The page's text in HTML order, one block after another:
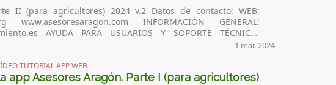
2024 v.2 Datos de contacto: WEB:
AYUDA PARA USUARIOS Y SOPORTE TÉCNICO:
1 mar. 2024
TUTORIAL APP WEB
app Asesores Aragón. Parte I (para agricultores)